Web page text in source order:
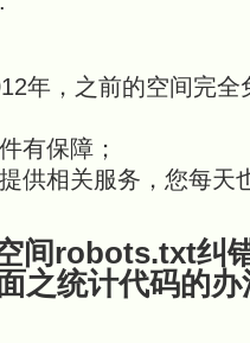
年，之前的空间完
有保障；
供相关服务，您每天
间robots.txt纠
之统计代码的办